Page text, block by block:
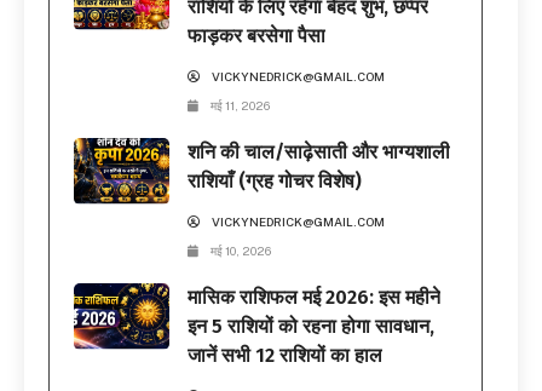
राशियों के लिए रहेगा बेहद शुभ, छप्पर
फाड़कर बरसेगा पैसा
VICKYNEDRICK@GMAIL.COM
मई 11, 2026
शनि की चाल/साढ़ेसाती और भाग्यशाली
राशियाँ (ग्रह गोचर विशेष)
VICKYNEDRICK@GMAIL.COM
मई 10, 2026
मासिक राशिफल मई 2026: इस महीने
इन 5 राशियों को रहना होगा सावधान,
जानें सभी 12 राशियों का हाल